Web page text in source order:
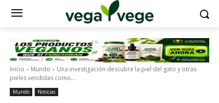
Inicio Mundo
Una investigación descubre la piel del gato y otras
pieles vendidas como...
Mundo Noticias